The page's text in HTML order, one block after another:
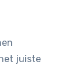
juiste